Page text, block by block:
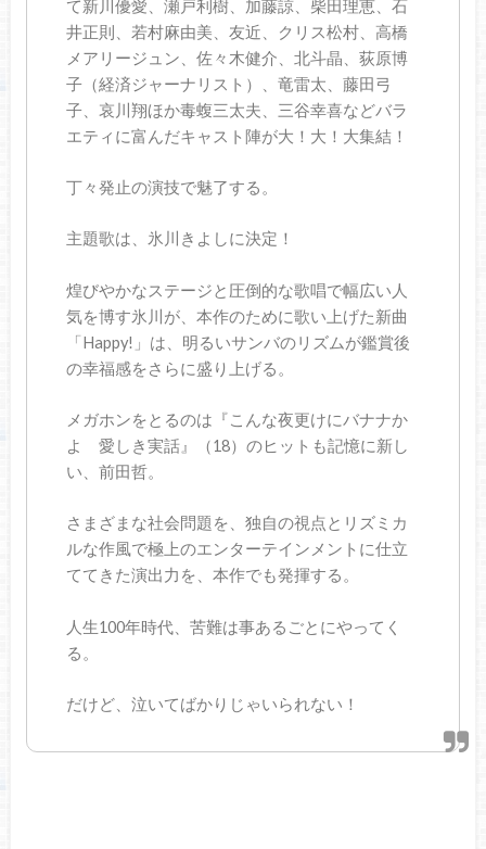
て新川優愛、瀬戸利樹、加藤諒、柴田理恵、石
井正則、若村麻由美、友近、クリス松村、高橋
メアリージュン、佐々木健介、北斗晶、荻原博
子（経済ジャーナリスト）、竜雷太、藤田弓
子、哀川翔ほか毒蝮三太夫、三谷幸喜などバラ
エティに富んだキャスト陣が大！大！大集結！
丁々発止の演技で魅了する。
主題歌は、氷川きよしに決定！
煌びやかなステージと圧倒的な歌唱で幅広い人
気を博す氷川が、本作のために歌い上げた新曲
「Happy!」は、明るいサンバのリズムが鑑賞後
の幸福感をさらに盛り上げる。
メガホンをとるのは『こんな夜更けにバナナか
よ 愛しき実話』（18）のヒットも記憶に新し
い、前田哲。
さまざまな社会問題を、独自の視点とリズミカ
ルな作風で極上のエンターテインメントに仕立
ててきた演出力を、本作でも発揮する。
人生100年時代、苦難は事あるごとにやってく
る。
だけど、泣いてばかりじゃいられない！